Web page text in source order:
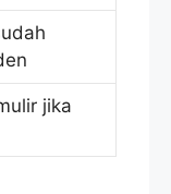
jika